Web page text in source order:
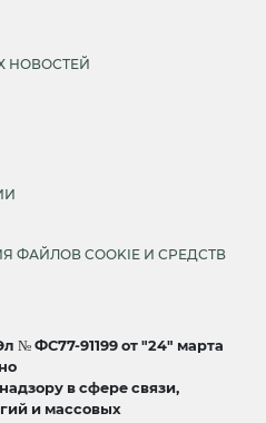
НОВОСТЕЙ
COOKIE И СРЕДСТВ
№ ФС77-91199 от "24" марта
в сфере связи,
и массовых